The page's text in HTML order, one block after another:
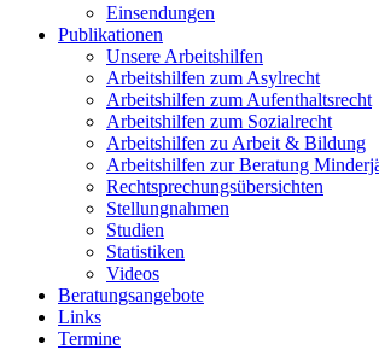
Einsendungen
Publikationen
Unsere Arbeitshilfen
Arbeitshilfen zum Asylrecht
Arbeitshilfen zum Aufenthaltsrecht
Arbeitshilfen zum Sozialrecht
Arbeitshilfen zu Arbeit & Bildung
Arbeitshilfen zur Beratung
Rechtsprechungsübersichten
Stellungnahmen
Studien
Statistiken
Videos
Beratungsangebote
Links
Termine